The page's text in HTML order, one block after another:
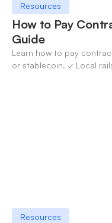
Resources
How to Pay
Guide
Learn how to pay
or stablecoin. ✓ Local
Resources